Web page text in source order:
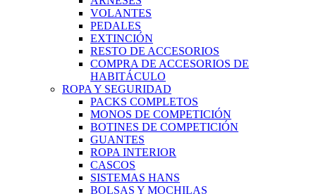
VOLANTES
PEDALES
EXTINCIÓN
RESTO DE ACCESORIOS
COMPRA DE ACCESORIOS DE
HABITÁCULO
ROPA Y SEGURIDAD
PACKS COMPLETOS
MONOS DE COMPETICIÓN
BOTINES DE COMPETICIÓN
GUANTES
ROPA INTERIOR
CASCOS
SISTEMAS HANS
BOLSAS Y MOCHILAS